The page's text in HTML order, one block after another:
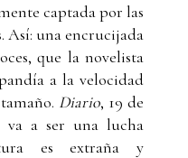
captada por las
Así: una encrucijada
que la novelista
a la velocidad
Diario, 19 de
va a ser una lucha
es extraña y